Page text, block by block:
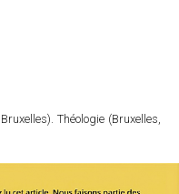
Théologie (Bruxelles,